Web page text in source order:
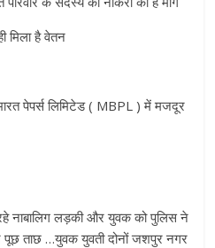
मिला है वेतन
पेपर्स लिमिटेड ( MBPL ) में मजदूर
नाबालिग लड़की और युवक को पुलिस ने
ताछ …युवक युवती दोनों जशपुर नगर